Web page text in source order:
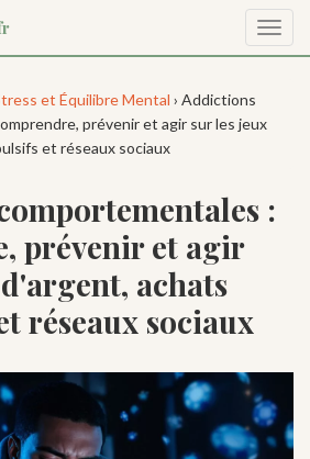
la
et Équilibre Mental › Addictions
prévenir et agir sur les jeux
et réseaux sociaux
:
prévenir et agir
achats
réseaux sociaux